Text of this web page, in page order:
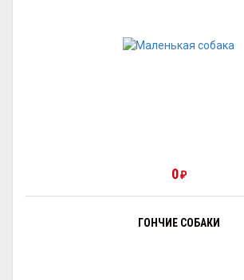
0₽
ГОНЧИЕ СОБАКИ